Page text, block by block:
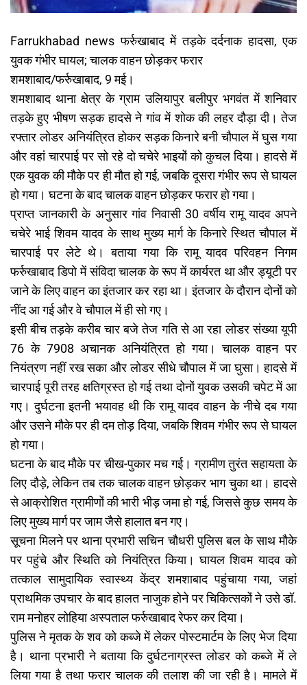
Farrukhabad news फर्रुखाबाद में तड़के दर्दनाक हादसा, एक
युवक गंभीर घायल; चालक वाहन छोड़कर फरार
शमशाबाद/फर्रुखाबाद, 9 मई।
शमशाबाद थाना क्षेत्र के ग्राम उलियापुर बलीपुर भगवंत में शनिवार
तड़के हुए भीषण सड़क हादसे ने गांव में शोक की लहर दौड़ा दी। तेज
रफ्तार लोडर अनियंत्रित होकर सड़क किनारे बनी चौपाल में घुस गया
और वहां चारपाई पर सो रहे दो चचेरे भाइयों को कुचल दिया। हादसे में
एक युवक की मौके पर ही मौत हो गई, जबकि दूसरा गंभीर रूप से घायल
हो गया। घटना के बाद चालक वाहन छोड़कर फरार हो गया।
प्राप्त जानकारी के अनुसार गांव निवासी 30 वर्षीय रामू यादव अपने
चचेरे भाई शिवम यादव के साथ मुख्य मार्ग के किनारे स्थित चौपाल में
चारपाई पर लेटे थे। बताया गया कि रामू यादव परिवहन निगम
फर्रुखाबाद डिपो में संविदा चालक के रूप में कार्यरत था और ड्यूटी पर
जाने के लिए वाहन का इंतजार कर रहा था। इंतजार के दौरान दोनों को
नींद आ गई और वे चौपाल में ही सो गए।
इसी बीच तड़के करीब चार बजे तेज गति से आ रहा लोडर संख्या यूपी
76 के 7908 अचानक अनियंत्रित हो गया। चालक वाहन पर
नियंत्रण नहीं रख सका और लोडर सीधे चौपाल में जा घुसा। हादसे में
चारपाई पूरी तरह क्षतिग्रस्त हो गई तथा दोनों युवक उसकी चपेट में आ
गए। दुर्घटना इतनी भयावह थी कि रामू यादव वाहन के नीचे दब गया
और उसने मौके पर ही दम तोड़ दिया, जबकि शिवम गंभीर रूप से घायल
हो गया।
घटना के बाद मौके पर चीख-पुकार मच गई। ग्रामीण तुरंत सहायता के
लिए दौड़े, लेकिन तब तक चालक वाहन छोड़कर भाग चुका था। हादसे
से आक्रोशित ग्रामीणों की भारी भीड़ जमा हो गई, जिससे कुछ समय के
लिए मुख्य मार्ग पर जाम जैसे हालात बन गए।
सूचना मिलने पर थाना प्रभारी सचिन चौधरी पुलिस बल के साथ मौके
पर पहुंचे और स्थिति को नियंत्रित किया। घायल शिवम यादव को
तत्काल सामुदायिक स्वास्थ्य केंद्र शमशाबाद पहुंचाया गया, जहां
प्राथमिक उपचार के बाद हालत नाजुक होने पर चिकित्सकों ने उसे डॉ.
राम मनोहर लोहिया अस्पताल फर्रुखाबाद रेफर कर दिया।
पुलिस ने मृतक के शव को कब्जे में लेकर पोस्टमार्टम के लिए भेज दिया
है। थाना प्रभारी ने बताया कि दुर्घटनाग्रस्त लोडर को कब्जे में ले
लिया गया है तथा फरार चालक की तलाश की जा रही है। मामले में